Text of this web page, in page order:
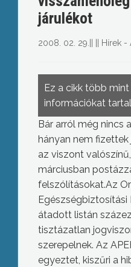
járulékot
2008. 02. 29. Hírek -
Ez a cikk több
információkat
Bár arról még nincs
hányan nem fizettek
az viszont
márciusban
felszólításokat.Az
Egészségbiztosítási
átadott listán
tisztázatlan
szerepelnek. Az
egyeztet, kiszűri a